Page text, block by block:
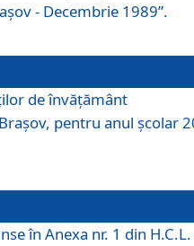
- Decembrie 1989”.
de învăţământ
pentru anul şcolar
în Anexa nr. 1 din H.C.L.